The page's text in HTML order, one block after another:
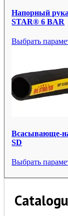
Напорный
STAR® 6 BAR
Выбрать
Всасывающе-
SD
Выбрать